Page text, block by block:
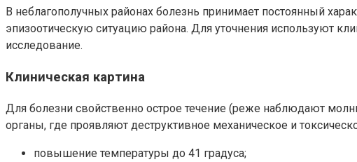
В неблагополучных районах болезнь принимает постоянный
эпизоотическую ситуацию района. Для уточнения используют
исследование.
Клиническая картина
Для болезни свойственно острое течение (реже наблюдают
органы, где проявляют деструктивное механическое и
повышение температуры до 41 градуса;